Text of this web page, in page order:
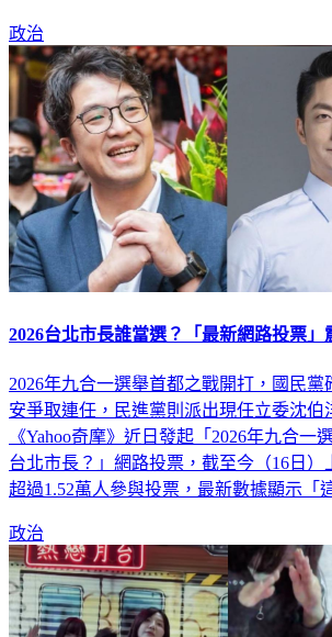
政治
2026年九合一選舉首都之戰開打，國民黨
安爭取連任，民進黨則派出現任立委沈
《Yahoo奇摩》近日發起「2026年九合一
台北市長？」網路投票，截至今（16日）
政治